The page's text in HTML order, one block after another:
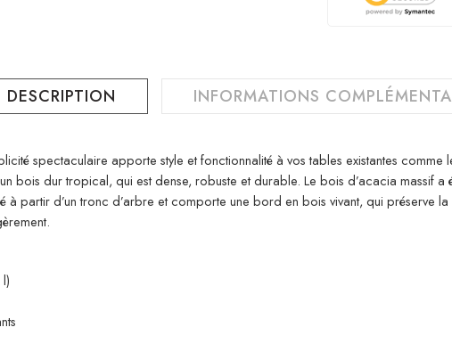
DESCRIPTION INFORMATIONS
spectaculaire apporte style et fonctionnalité à vos tables existantes
bois dur tropical, qui est dense, robuste et durable. Le bois d’acacia massif
à partir d’un tronc d’arbre et comporte une bord en bois vivant, qui préserve